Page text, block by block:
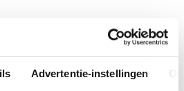
Advertentie-instellingen
Staten) 1898 - New York, New York
NOOTKA-INDIANEN